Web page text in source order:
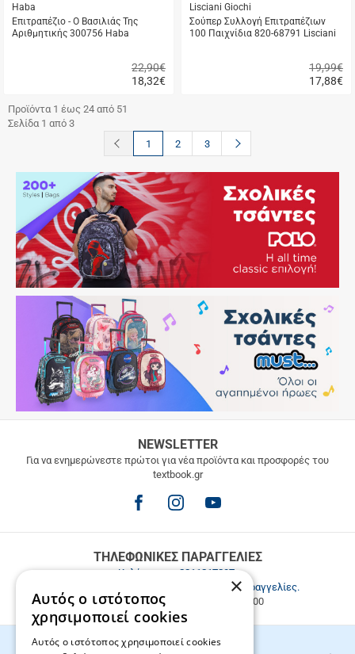
Haba
Επιτραπέζιο - Ο Βασιλιάς Της
Αριθμητικής 300756 Haba
18,32€
22,90€
αγορά
Lisciani Giochi
Σούπερ Συλλογή Επιτραπέζιων
100 Παιχνίδια 820-68791 Lisciani
17,88€
19,99€
Προϊόντα 1 έως 24 από 51
Σελίδα 1 από 3
button.prev
1 2 3 button.next
ΜΕΤΑΦΟΡΙΚΑ
άνω
NEWSLETTER
Για να ενημερώνεστε πρώτοι για νέα προϊόντα και προσφορές του
textbook.gr
ΤΗΛΕΦΩΝΙΚΕΣ ΠΑΡΑΓΓΕΛΙΕΣ
Καλέστε μας2811217297.
Εξυπηρέτηση πελατών & τηλεφωνικές παραγγελίες.
Δευ. - Παρ. 9:00-17:00, Σάβ. 9:00-15:00
×
Αυτός ο ιστότοπος
χρησιμοποιεί cookies
Αυτός ο ιστότοπος χρησιμοποιεί cookies